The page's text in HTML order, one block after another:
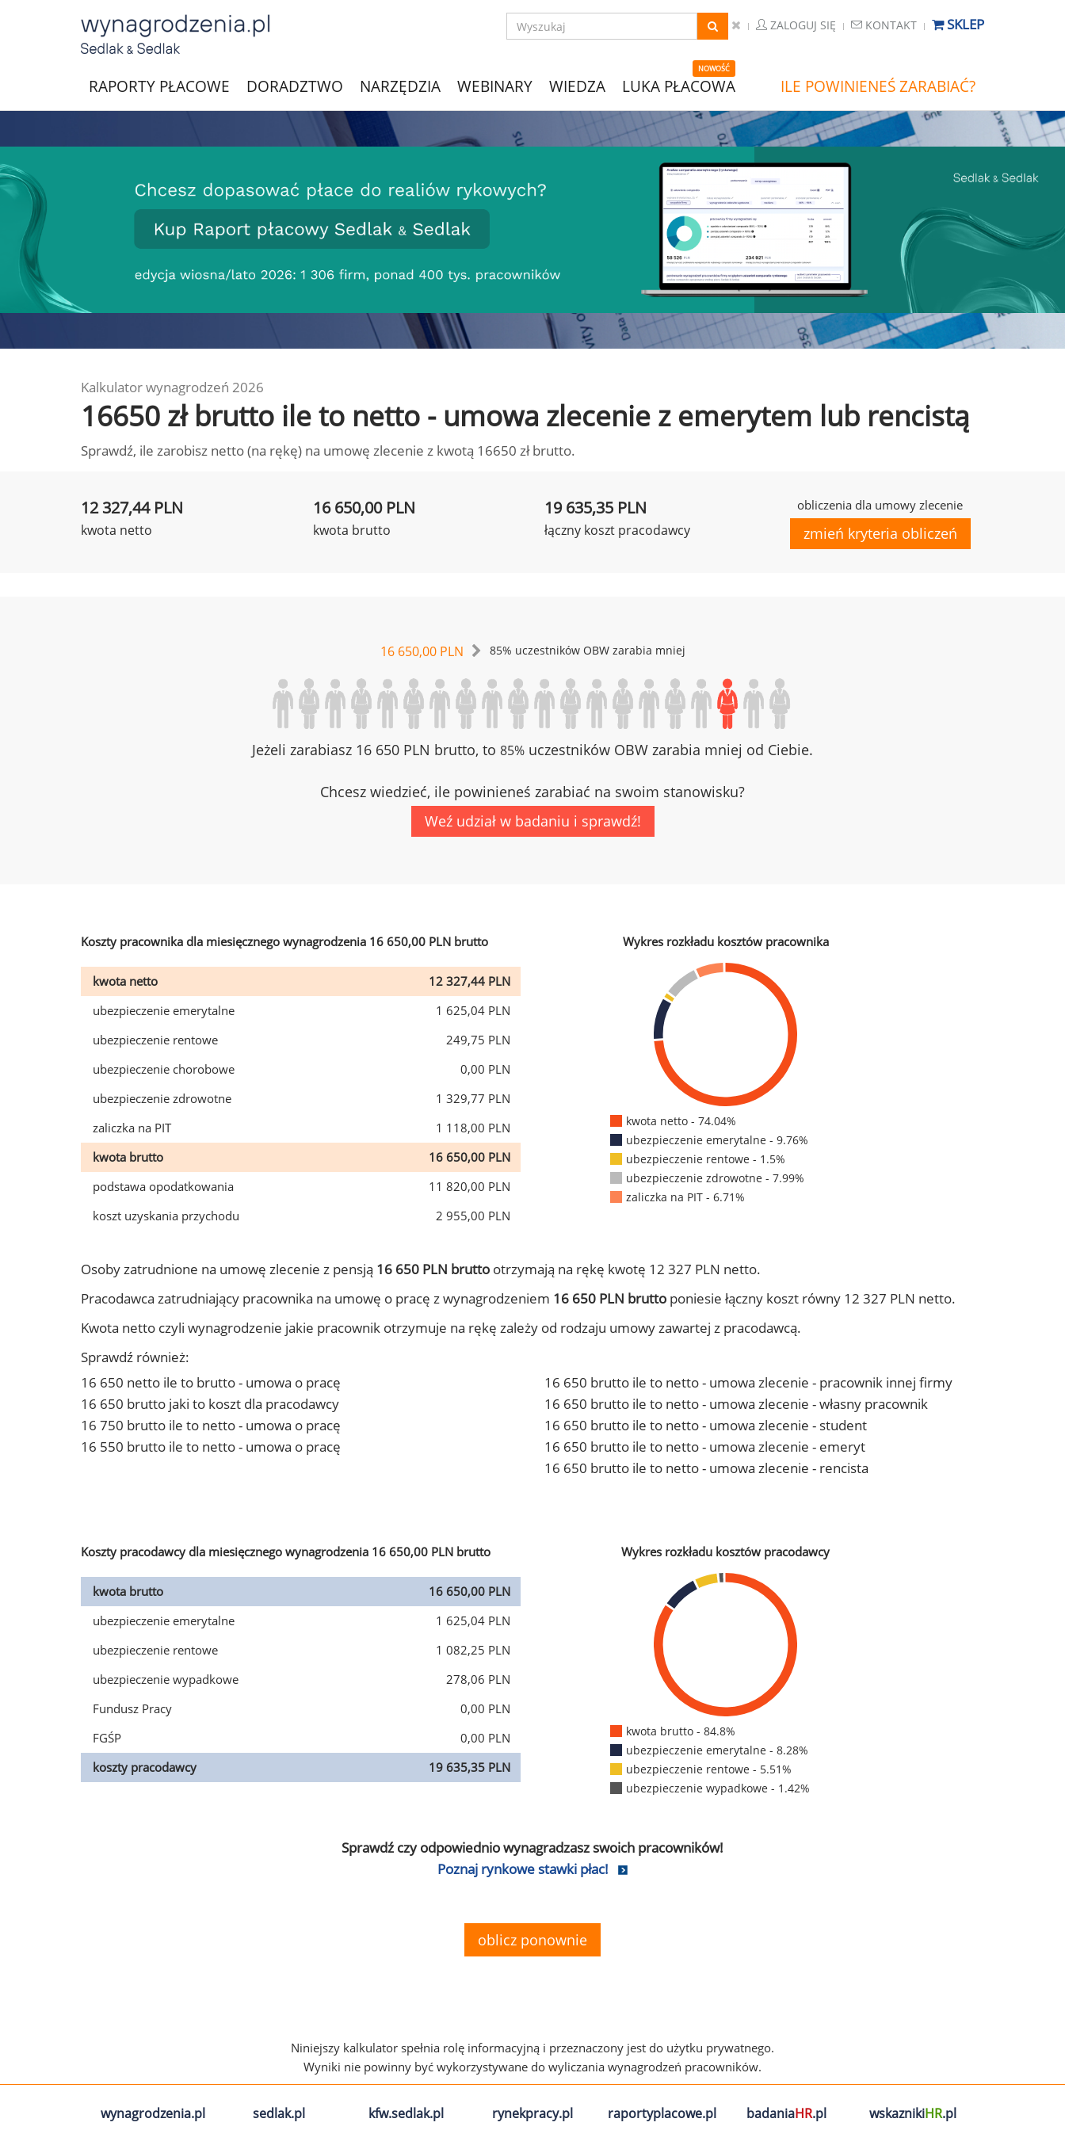
ZALOGUJ SIĘ KONTAKT SKLEP
RAPORTY PŁACOWE DORADZTWO NARZĘDZIA WEBINARY WIEDZA
NOWOŚĆ
LUKA PŁACOWA ILE POWINIENEŚ ZARABIAĆ?
Kalkulator wynagrodzeń 2026
16650 zł brutto ile to netto - umowa zlecenie z emerytem lub rencistą
Sprawdź, ile zarobisz netto (na rękę) na umowę zlecenie z kwotą 16650 zł brutto.
12 327,44 PLN
kwota netto
16 650,00 PLN
kwota brutto
19 635,35 PLN
łączny koszt pracodawcy
obliczenia dla umowy zlecenie
zmień kryteria obliczeń
16 650,00 PLN 85% uczestników OBW zarabia mniej
Jeżeli zarabiasz 16 650 PLN brutto, to 85% uczestników OBW zarabia mniej od Ciebie.
Chcesz wiedzieć, ile powinieneś zarabiać na swoim stanowisku?
Weź udział w badaniu i sprawdź!
Koszty pracownika dla miesięcznego wynagrodzenia 16 650,00 PLN brutto
kwota netto
12 327,44 PLN
ubezpieczenie emerytalne
1 625,04 PLN
ubezpieczenie rentowe
249,75 PLN
ubezpieczenie chorobowe
0,00 PLN
ubezpieczenie zdrowotne
1 329,77 PLN
zaliczka na PIT
1 118,00 PLN
kwota brutto
16 650,00 PLN
podstawa opodatkowania
11 820,00 PLN
koszt uzyskania przychodu
2 955,00 PLN
Wykres rozkładu kosztów pracownika
kwota netto - 74.04%
ubezpieczenie emerytalne - 9.76%
ubezpieczenie rentowe - 1.5%
ubezpieczenie zdrowotne - 7.99%
zaliczka na PIT - 6.71%
Osoby zatrudnione na umowę zlecenie z pensją 16 650 PLN brutto otrzymają na rękę kwotę 12 327 PLN netto.
Pracodawca zatrudniający pracownika na umowę o pracę z wynagrodzeniem 16 650 PLN brutto poniesie łączny koszt równy 12 327 PLN netto.
Kwota netto czyli wynagrodzenie jakie pracownik otrzymuje na rękę zależy od rodzaju umowy zawartej z pracodawcą.
Sprawdź również:
16 650 netto ile to brutto - umowa o pracę
16 650 brutto jaki to koszt dla pracodawcy
16 750 brutto ile to netto - umowa o pracę
16 550 brutto ile to netto - umowa o pracę
16 650 brutto ile to netto - umowa zlecenie - pracownik innej firmy
16 650 brutto ile to netto - umowa zlecenie - własny pracownik
16 650 brutto ile to netto - umowa zlecenie - student
16 650 brutto ile to netto - umowa zlecenie - emeryt
16 650 brutto ile to netto - umowa zlecenie - rencista
Koszty pracodawcy dla miesięcznego wynagrodzenia 16 650,00 PLN brutto
kwota brutto
16 650,00 PLN
ubezpieczenie emerytalne
1 625,04 PLN
ubezpieczenie rentowe
1 082,25 PLN
ubezpieczenie wypadkowe
278,06 PLN
Fundusz Pracy
0,00 PLN
FGŚP
0,00 PLN
koszty pracodawcy
19 635,35 PLN
Wykres rozkładu kosztów pracodawcy
kwota brutto - 84.8%
ubezpieczenie emerytalne - 8.28%
ubezpieczenie rentowe - 5.51%
ubezpieczenie wypadkowe - 1.42%
Sprawdź czy odpowiednio wynagradzasz swoich pracowników!
Poznaj rynkowe stawki płac!
oblicz ponownie
Niniejszy kalkulator spełnia rolę informacyjną i przeznaczony jest do użytku prywatnego.
Wyniki nie powinny być wykorzystywane do wyliczania wynagrodzeń pracowników.
wynagrodzenia.pl sedlak.pl kfw.sedlak.pl rynekpracy.pl raportyplacowe.pl badaniaHR.pl wskaznikiHR.pl